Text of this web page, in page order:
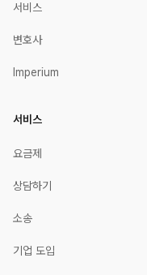
서비스
변호사
Imperium
서비스
요금제
상담하기
소송
기업 도입